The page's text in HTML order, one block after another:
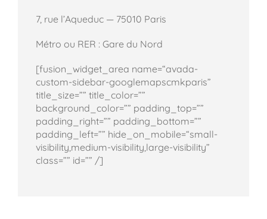
7, rue l’Aqueduc — 75010 Paris
Métro ou RER : Gare du Nord
[fusion_widget_area name=“avada-
custom-sidebar-googlemapscmkparis”
title_size=”” title_color=””
background_color=”” padding_top=””
padding_right=”” padding_bottom=””
padding_left=”” hide_on_mobile=“small-
visibility,medium-visibility,large-visibility”
class=”” id=”” /]